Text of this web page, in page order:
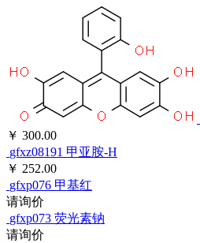
￥ 300.00
gfxz08191 甲亚胺-H
￥ 252.00
gfxp076 甲基红
请询价
gfxp073 荧光素钠
请询价